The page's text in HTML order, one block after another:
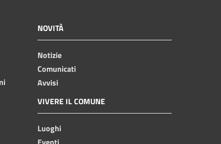
NOVITÀ
Notizie
Comunicati
Avvisi
VIVERE IL COMUNE
Luoghi